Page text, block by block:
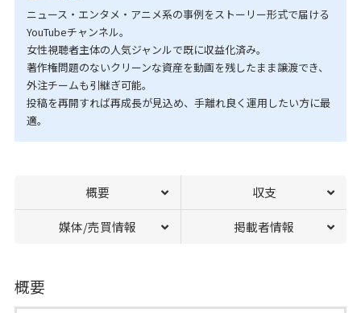
ニュース・エンタメ・アニメ系の事例をストーリー形式で届ける
YouTubeチャンネル。
女性視聴者主体の人気ジャンルで既に収益化済み。
著作権問題のないクリーンな資産を動画を残したまま譲渡でき、
外注チームも引継ぎ可能。
投稿を再開すれば再成長が見込め、手離れ良く運用したい方に最
適。
概要 収支
媒体/売買情報 掲載者情報
概要